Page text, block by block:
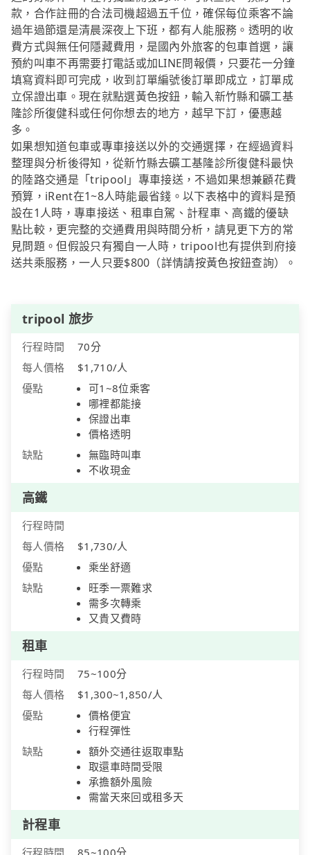
款，合作註冊的合法司機超過五千位，確保每位乘客不論
過年過節還是清晨深夜上下班，都有人能服務。透明的收
費方式與無任何隱藏費用，是國內外旅客的包車首選，讓
預約叫車不再需要打電話或加LINE問報價，只要花一分鐘
填寫資料即可完成，收到訂單編號後訂單即成立，訂單成
立保證出車。現在就點選黃色按鈕，輸入新竹縣和礦工基
隆診所復健科或任何你想去的地方，越早下訂，優惠越
多。
如果想知道包車或專車接送以外的交通選擇，在經過資料
整理與分析後得知，從新竹縣去礦工基隆診所復健科最快
的陸路交通是「tripool」專車接送，不過如果想兼顧花費
預算，iRent在1~8人時能最省錢。以下表格中的資料是預
設在1人時，專車接送、租車自駕、計程車、高鐵的優缺
點比較，更完整的交通費用與時間分析，請見更下方的常
見問題。但假設只有獨自一人時，tripool也有提供到府接
送共乘服務，一人只要$800（詳情請按黃色按鈕查詢）。
tripool 旅步
行程時間
70分
每人價格
$1,710/人
優點
可1~8位乘客
哪裡都能接
保證出車
價格透明
缺點
無臨時叫車
不收現金
高鐵
行程時間
每人價格
$1,730/人
優點
乘坐舒適
缺點
旺季一票難求
需多次轉乘
又貴又費時
租車
行程時間
75~100分
每人價格
$1,300~1,850/人
優點
價格便宜
行程彈性
缺點
額外交通往返取車點
取還車時間受限
承擔額外風險
需當天來回或租多天
計程車